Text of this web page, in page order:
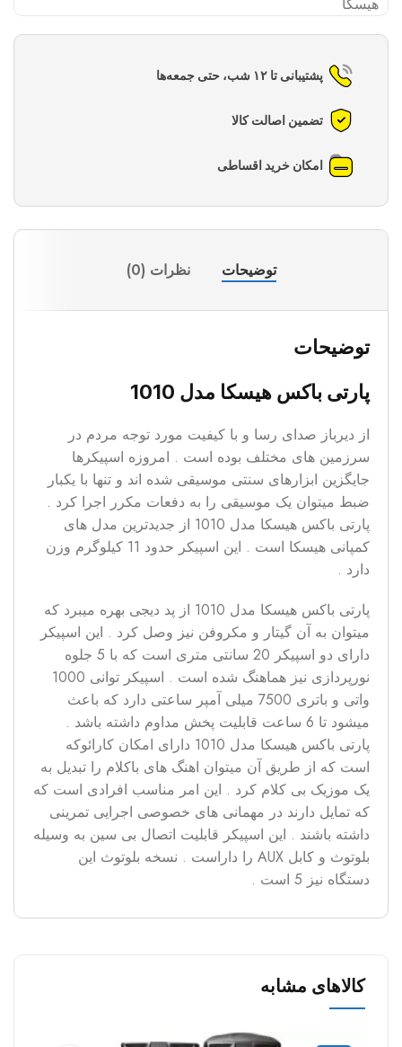
هیسکا
پشتیبانی تا ۱۲ شب، حتی جمعه‌ها
تضمین اصالت کالا
امکان خرید اقساطی
توضیحات نظرات (0)
توضیحات
پارتی باکس هیسکا مدل 1010
از دیرباز صدای رسا و با کیفیت مورد توجه مردم در
سرزمین های مختلف بوده است . امروزه اسپیکرها
جایگزین ابزارهای سنتی موسیقی شده اند و تنها با یکبار
ضبط میتوان یک موسیقی را به دفعات مکرر اجرا کرد .
پارتی باکس هیسکا مدل 1010 از جدیدترین مدل های
کمپانی هیسکا است . این اسپیکر حدود 11 کیلوگرم وزن
دارد .
پارتی باکس هیسکا مدل 1010 از پد دیجی بهره میبرد که
میتوان به آن گیتار و مکروفن نیز وصل کرد . این اسپیکر
دارای دو اسپیکر 20 سانتی متری است که با 5 جلوه
نورپردازی نیز هماهنگ شده است . اسپیکر توانی 1000
واتی و باتری 7500 میلی آمپر ساعتی دارد که باعث
میشود تا 6 ساعت قابلیت پخش مداوم داشته باشد .
پارتی باکس هیسکا مدل 1010 دارای امکان کارائوکه
است که از طریق آن میتوان اهنگ های باکلام را تبدیل به
یک موزیک بی کلام کرد . این امر مناسب افرادی است که
که تمایل دارند در مهمانی های خصوصی اجرایی تمرینی
داشته باشند . این اسپیکر قابلیت اتصال بی سین به وسیله
بلوتوث و کابل AUX را داراست . نسخه بلوتوث این
دستگاه نیز 5 است .
کالاهای مشابه